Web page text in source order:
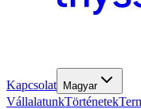
Kapcsolat Magyar
VállalatunkTörténetek